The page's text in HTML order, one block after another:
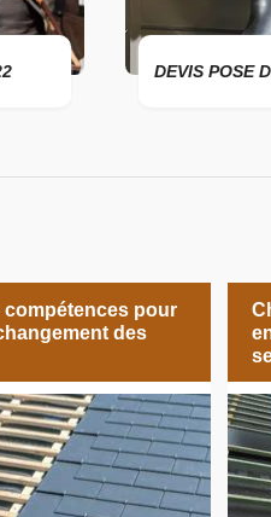
DEVIS POSE DE
compétences pour
des